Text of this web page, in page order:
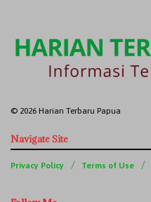
© 2026 Harian Terbaru Papua
Navigate Site
Privacy Policy Terms of Use